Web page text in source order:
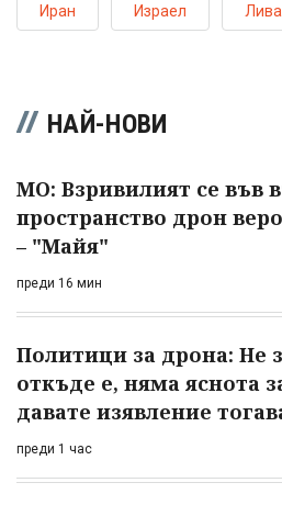
Иран Израел
НАЙ-НОВИ
МО: Взривилият се във
пространство дрон
– "Майя"
преди 16 мин
Политици за дрона: Не
откъде е, няма яснота
давате изявление
преди 1 час